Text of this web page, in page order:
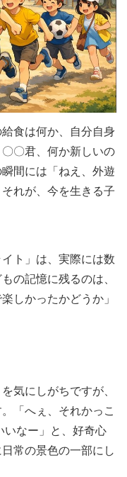
食は何か、自分自身
〇君、何か新しいの
間には「ねえ、外遊
れが、今を生きる子
ト」は、実際には数
の記憶に残るのは、
しかったかどうか」
気にしがちですが、
「へぇ、それかっこ
いなー」と、好奇心
常の景色の一部にし